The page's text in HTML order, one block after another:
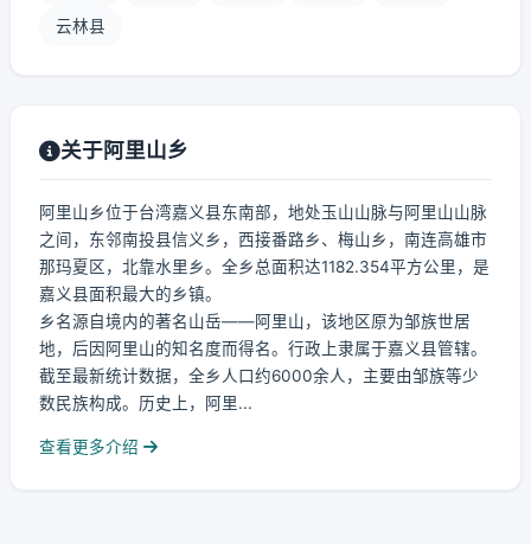
云林县
关于阿里山乡
阿里山乡位于台湾嘉义县东南部，地处玉山山脉与阿里山山脉
之间，东邻南投县信义乡，西接番路乡、梅山乡，南连高雄市
那玛夏区，北靠水里乡。全乡总面积达1182.354平方公里，是
嘉义县面积最大的乡镇。
乡名源自境内的著名山岳——阿里山，该地区原为邹族世居
地，后因阿里山的知名度而得名。行政上隶属于嘉义县管辖。
截至最新统计数据，全乡人口约6000余人，主要由邹族等少
数民族构成。历史上，阿里...
查看更多介绍